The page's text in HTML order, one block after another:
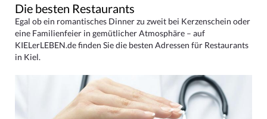
Die besten Restaurants
Egal ob ein romantisches Dinner zu zweit bei Kerzenschein oder
eine Familienfeier in gemütlicher Atmosphäre – auf
KIELerLEBEN.de finden Sie die besten Adressen für Restaurants
in Kiel.